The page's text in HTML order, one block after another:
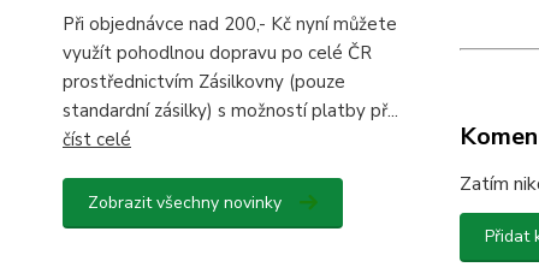
Při objednávce nad 200,- Kč nyní můžete
využít pohodlnou dopravu po celé ČR
prostřednictvím Zásilkovny (pouze
standardní zásilky) s možností platby př...
číst celé
Zobrazit všechny novinky
Zatím
Přidat